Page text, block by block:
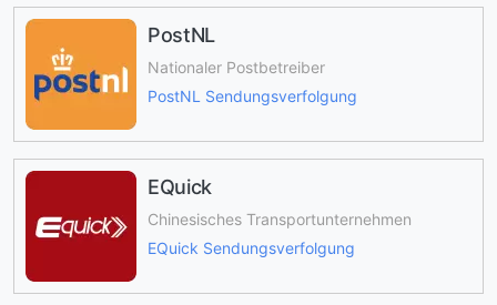
PostNL
Nationaler Postbetreiber
PostNL Sendungsverfolgung
EQuick
Chinesisches Transportunternehmen
EQuick Sendungsverfolgung